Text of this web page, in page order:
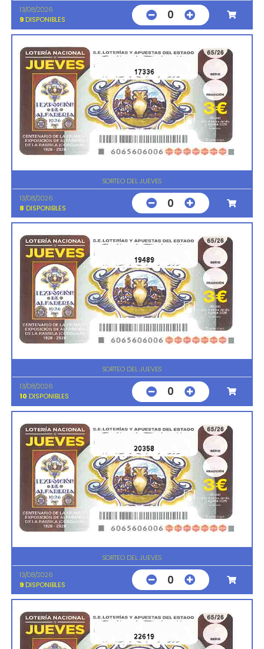
13/08/2026
9 DISPONIBLES 0
17336
SORTEO DEL JUEVES
13/08/2026
8 DISPONIBLES 0
19489
SORTEO DEL JUEVES
13/08/2026
10 DISPONIBLES 0
20358
SORTEO DEL JUEVES
13/08/2026
9 DISPONIBLES 0
22619